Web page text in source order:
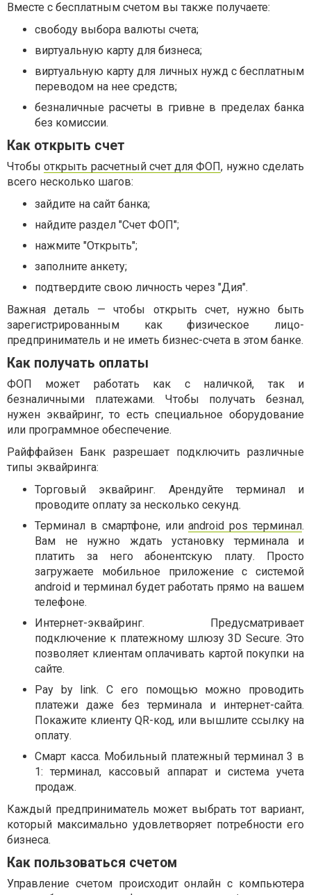
Вместе с бесплатным счетом вы также получаете:
свободу выбора валюты счета;
виртуальную карту для бизнеса;
виртуальную карту для личных нужд с бесплатным
переводом на нее средств;
безналичные расчеты в гривне в пределах банка
без комиссии.
Как открыть счет
Чтобыоткрыть расчетный счет для ФОП, нужно сделать
всего несколько шагов:
зайдите на сайт банка;
найдите раздел "Счет ФОП";
нажмите "Открыть";
заполните анкету;
подтвердите свою личность через "Дия".
Важная деталь — чтобы открыть счет, нужно быть
зарегистрированным как физическое лицо-
предприниматель и не иметь бизнес-счета в этом банке.
Как получать оплаты
ФОП может работать как с наличкой, так и
безналичными платежами. Чтобы получать безнал,
нужен эквайринг, то есть специальное оборудование
или программное обеспечение.
Райффайзен Банк разрешает подключить различные
типы эквайринга:
Торговый эквайринг. Арендуйте терминал и
проводите оплату за несколько секунд.
Терминал в смартфоне, илиandroid pos терминал.
Вам не нужно ждать установку терминала и
платить за него абонентскую плату. Просто
загружаете мобильное приложение с системой
android и терминал будет работать прямо на вашем
телефоне.
Интернет-эквайринг. Предусматривает
подключение к платежному шлюзу 3D Secure. Это
позволяет клиентам оплачивать картой покупки на
сайте.
Pay by link. С его помощью можно проводить
платежи даже без терминала и интернет-сайта.
Покажите клиенту QR-код, или вышлите ссылку на
оплату.
Смарт касса. Мобильный платежный терминал 3 в
1: терминал, кассовый аппарат и система учета
продаж.
Каждый предприниматель может выбрать тот вариант,
который максимально удовлетворяет потребности его
бизнеса.
Как пользоваться счетом
Управление счетом происходит онлайн с компьютера